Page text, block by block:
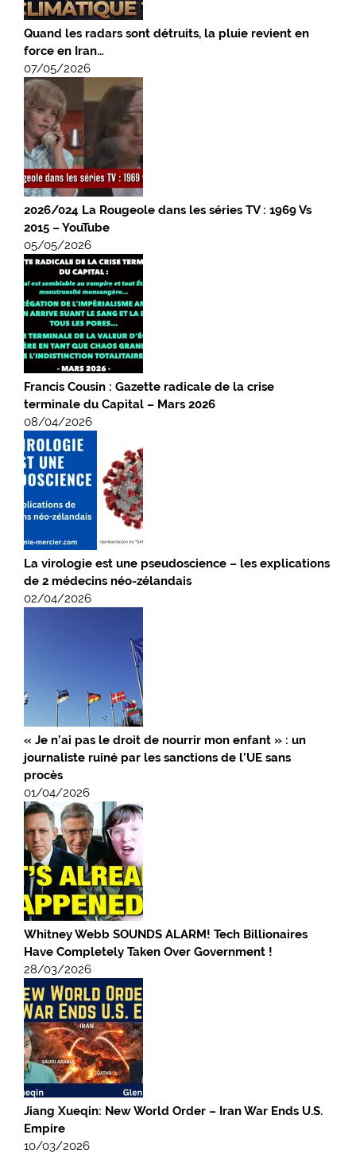
Quand les radars sont détruits, la pluie revient en
force en Iran…
07/05/2026
2026/024 La Rougeole dans les séries TV : 1969 Vs
2015 – YouTube
05/05/2026
Francis Cousin : Gazette radicale de la crise
terminale du Capital – Mars 2026
08/04/2026
La virologie est une pseudoscience – les explications
de 2 médecins néo-zélandais
02/04/2026
« Je n’ai pas le droit de nourrir mon enfant » : un
journaliste ruiné par les sanctions de l’UE sans
procès
01/04/2026
Whitney Webb SOUNDS ALARM! Tech Billionaires
Have Completely Taken Over Government !
28/03/2026
Jiang Xueqin: New World Order – Iran War Ends U.S.
Empire
10/03/2026